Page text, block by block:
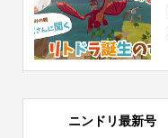
ニンドリ最新号